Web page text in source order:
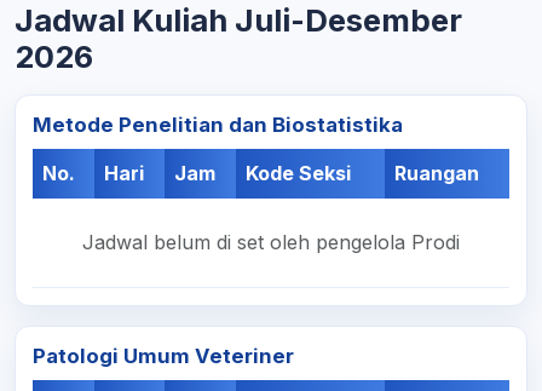
Jadwal Kuliah Juli-Desember
2026
Metode Penelitian dan Biostatistika
No.
Hari Jam Kode Seksi Ruangan
Jadwal belum di set oleh pengelola Prodi
Patologi Umum Veteriner